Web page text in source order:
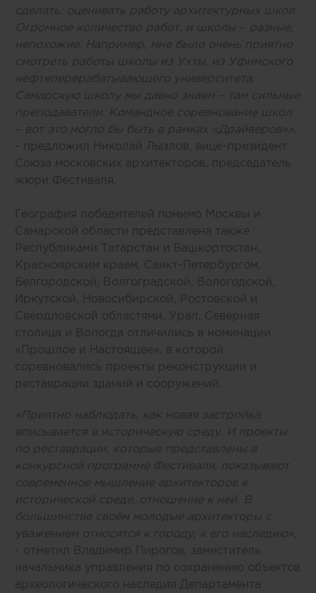
сделать: оценивать работу архитектурных школ.
Огромное количество работ, и школы – разные,
непохожие. Например, мне было очень приятно
смотреть работы школы из Ухты, из Уфимского
нефтеперерабатывающего университета.
Самарскую школу мы давно знаем – там сильные
преподаватели. Командное соревнование школ
– вот это могло бы быть в рамках «Драйверов»»,
- предложил Николай Лызлов, вице-президент
Союза московских архитекторов, председатель
жюри Фестиваля.
География победителей помимо Москвы и
Самарской области представлена также
Республиками Татарстан и Башкортостан,
Красноярским краем, Санкт-Петербургом,
Белгородской, Волгоградской, Вологодской,
Иркутской, Новосибирской, Ростовской и
Свердловской областями. Урал, Северная
столица и Вологда отличились в номинации
«Прошлое и Настоящее», в которой
соревновались проекты реконструкции и
реставрации зданий и сооружений.
«Приятно наблюдать, как новая застройка
вписывается в историческую среду. И проекты
по реставрации, которые представлены в
конкурсной программе Фестиваля, показывают
современное мышление архитекторов к
исторической среде, отношение к ней. В
большинстве своём молодые архитекторы с
уважением относятся к городу, к его наследию»,
- отметил Владимир Пирогов, заместитель
начальника управления по сохранению объектов
археологического наследия Департамента